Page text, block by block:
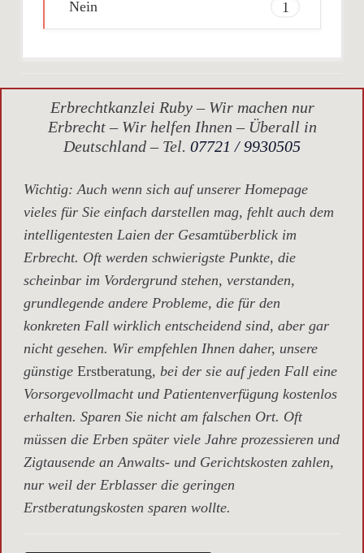
Nein 1
Erbrechtkanzlei Ruby – Wir machen nur
Erbrecht – Wir helfen Ihnen – Überall in
Deutschland – Tel. 07721 / 9930505
Wichtig: Auch wenn sich auf unserer Homepage
vieles für Sie einfach darstellen mag, fehlt auch dem
intelligentesten Laien der Gesamtüberblick im
Erbrecht. Oft werden schwierigste Punkte, die
scheinbar im Vordergrund stehen, verstanden,
grundlegende andere Probleme, die für den
konkreten Fall wirklich entscheidend sind, aber gar
nicht gesehen. Wir empfehlen Ihnen daher, unsere
günstige Erstberatung, bei der sie auf jeden Fall eine
Vorsorgevollmacht und Patientenverfügung kostenlos
erhalten. Sparen Sie nicht am falschen Ort. Oft
müssen die Erben später viele Jahre prozessieren und
Zigtausende an Anwalts- und Gerichtskosten zahlen,
nur weil der Erblasser die geringen
Erstberatungskosten sparen wollte.